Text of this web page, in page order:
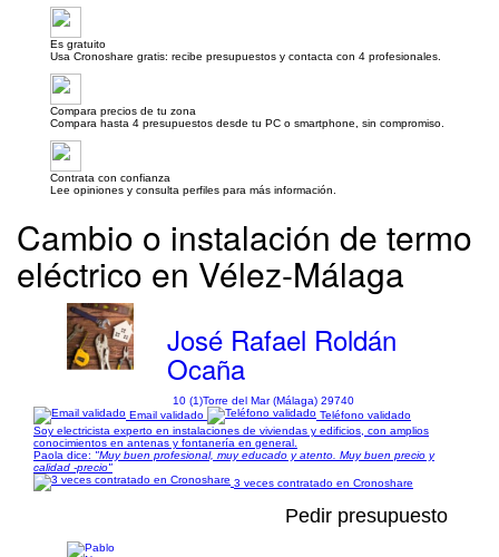
Es gratuito
Usa Cronoshare gratis: recibe presupuestos y contacta con 4 profesionales.
Compara precios de tu zona
Compara hasta 4 presupuestos desde tu PC o smartphone, sin compromiso.
Contrata con confianza
Lee opiniones y consulta perfiles para más información.
Cambio o instalación de termo
eléctrico en Vélez-Málaga
José Rafael Roldán
Ocaña
10 (1)Torre del Mar (Málaga) 29740
Email validado
Teléfono validado
Soy electricista experto en instalaciones de viviendas y edificios, con amplios
conocimientos en antenas y fontanería en general.
Paola dice: "Muy buen profesional, muy educado y atento. Muy buen precio y
calidad -precio"
3 veces contratado en Cronoshare
Pedir presupuesto